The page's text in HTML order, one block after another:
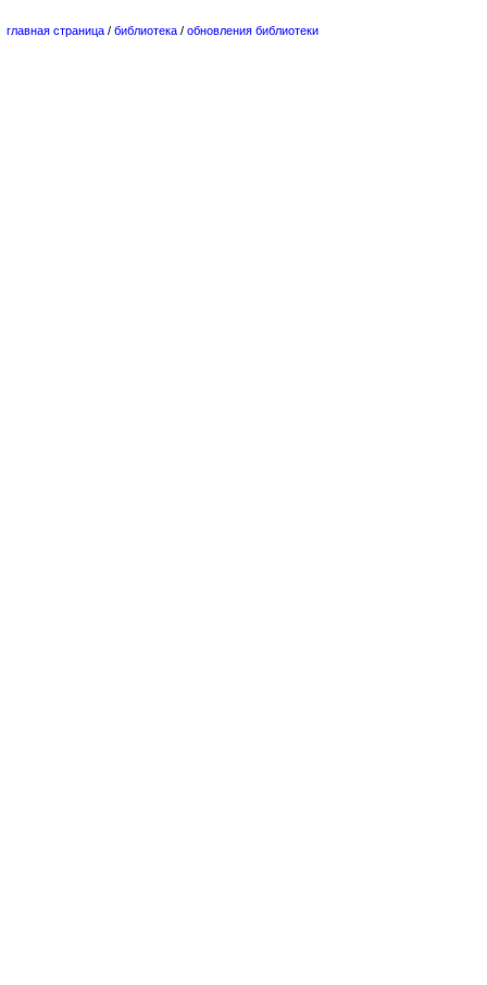
главная страница / библиотека / обновления библиотеки